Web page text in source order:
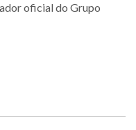
oficial do Grupo